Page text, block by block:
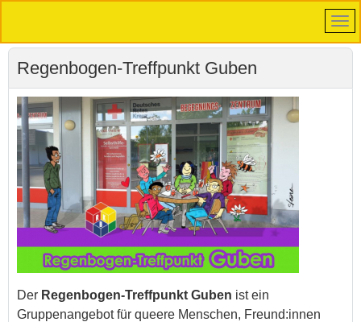
Regenbogen-Treffpunkt Guben
Der Regenbogen-Treffpunkt Guben ist ein
Gruppenangebot für queere Menschen, Freund:innen